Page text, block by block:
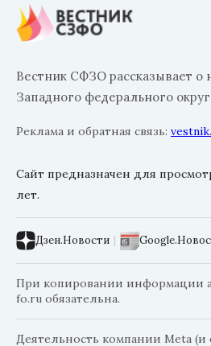
Вестник СФЗО рассказывает о
Западного федерального
Реклама и обратная связь:
Сайт предназначен для
лет.
Дзен.Новости |
При копировании информации
fo.ru обязательна.
Деятельность компании Meta (и